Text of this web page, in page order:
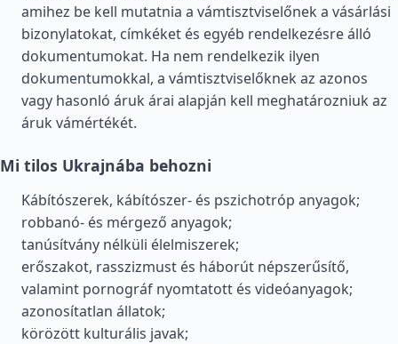
amihez be kell mutatnia a vámtisztviselőnek a vásárlási
bizonylatokat, címkéket és egyéb rendelkezésre álló
dokumentumokat. Ha nem rendelkezik ilyen
dokumentumokkal, a vámtisztviselőknek az azonos
vagy hasonló áruk árai alapján kell meghatározniuk az
áruk vámértékét.
Mi tilos Ukrajnába behozni
Kábítószerek, kábítószer- és pszichotróp anyagok;
robbanó- és mérgező anyagok;
tanúsítvány nélküli élelmiszerek;
erőszakot, rasszizmust és háborút népszerűsítő,
valamint pornográf nyomtatott és videóanyagok;
azonosítatlan állatok;
körözött kulturális javak;